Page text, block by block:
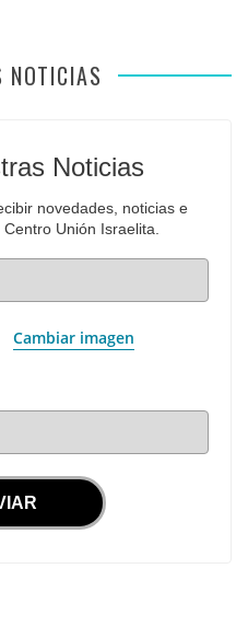
NOTICIAS
Noticias
novedades, noticias e
Unión Israelita.
Cambiar imagen